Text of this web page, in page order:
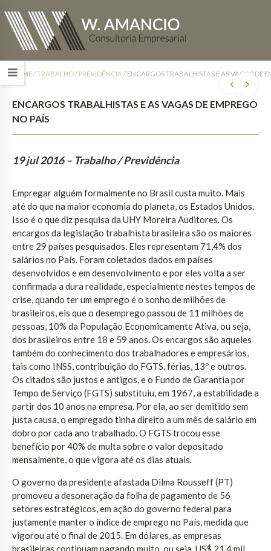
HOME/TRABALHO / PREVIDÊNCIA / ENCARGOS TRABALHISTAS E AS VAGAS DE
ENCARGOS TRABALHISTAS E AS VAGAS DE EMPREGO
NO PAÍS
19 jul 2016 – Trabalho / Previdência
Empregar alguém formalmente no Brasil custa muito. Mais
até do que na maior economia do planeta, os Estados Unidos.
Isso é o que diz pesquisa da UHY Moreira Auditores. Os
encargos da legislação trabalhista brasileira são os maiores
entre 29 países pesquisados. Eles representam 71,4% dos
salários no País. Foram coletados dados em países
desenvolvidos e em desenvolvimento e por eles volta a ser
confirmada a dura realidade, especialmente nestes tempos de
crise, quando ter um emprego é o sonho de milhões de
brasileiros, eis que o desemprego passou de 11 milhões de
pessoas, 10% da População Economicamente Ativa, ou seja,
dos brasileiros entre 18 e 59 anos. Os encargos são aqueles
também do conhecimento dos trabalhadores e empresários,
tais como INSS, contribuição do FGTS, férias, 13º e outros.
Os citados são justos e antigos, e o Fundo de Garantia por
Tempo de Serviço (FGTS) substituiu, em 1967, a estabilidade a
partir dos 10 anos na empresa. Por ela, ao ser demitido sem
justa causa, o empregado tinha direito a um mês de salário em
dobro por cada ano trabalhado. O FGTS trocou esse
benefício por 40% de multa sobre o valor depositado
mensalmente, o que vigora até os dias atuais.
O governo da presidente afastada Dilma Rousseff (PT)
promoveu a desoneração da folha de pagamento de 56
setores estratégicos, em ação do governo federal para
justamente manter o índice de emprego no País, medida que
vigorou até o final de 2015. Em dólares, as empresas
brasileiras continuam pagando muito, ou seja, US$ 21,4 mil